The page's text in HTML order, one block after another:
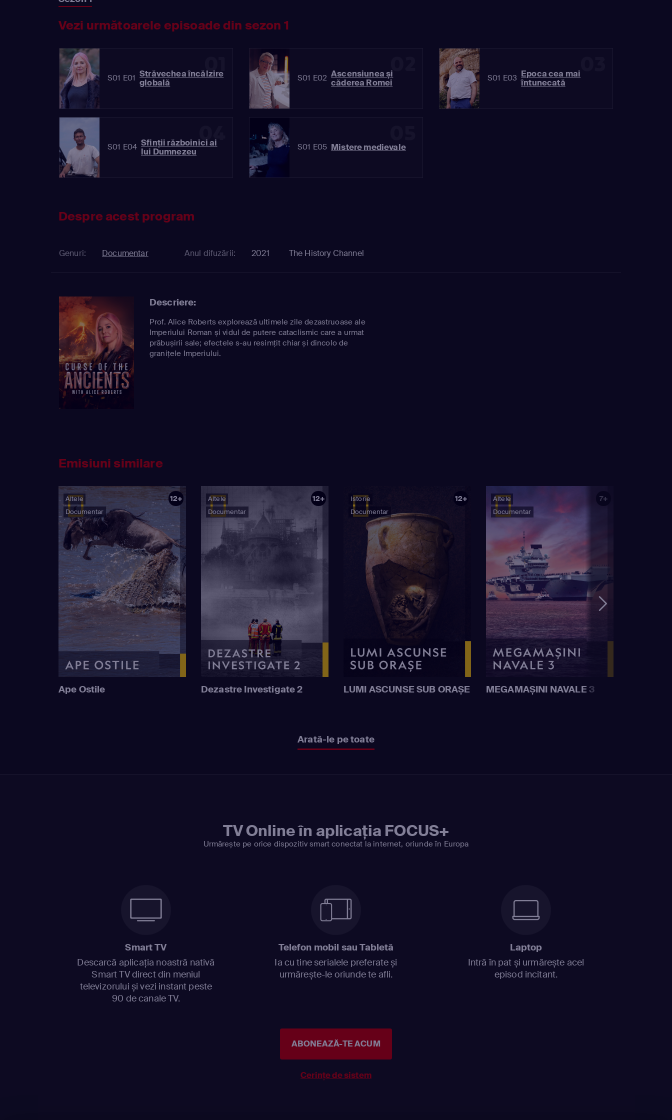
Vezi următoarele episoade din sezon 1
01
S01 E01 Străvechea încălzire
globală
02
S01 E02 Ascensiunea și
căderea Romei
03
S01 E03 Epoca cea mai
întunecată
04
S01 E04 Sfinții războinici ai
lui Dumnezeu
S01 E05 Mistere medievale
Despre acest program
Genuri: Documentar Anul difuzării: 2021 The History Channel
Descriere:
Prof. Alice Roberts explorează ultimele zile dezastruoase ale
Imperiului Roman și vidul de putere cataclismic care a urmat
prăbușirii sale; efectele s-au resimțit chiar și dincolo de
granițele Imperiului.
Emisiuni similare
Altele
Documentar
12+
Ape Ostile
Altele
Documentar
12+
Dezastre Investigate 2
Istorie
Documentar
12+
LUMI ASCUNSE SUB ORAȘE
Altele
Documentar
7+
MEGAMAȘINI NAVALE 3
Arată-le pe toate
TV Online în aplicația FOCUS+
Urmărește pe orice dispozitiv smart conectat la internet, oriunde în Europa
Smart TV
Descarcă aplicația noastră nativă
Smart TV direct din meniul
televizorului și vezi instant peste
90 de canale TV.
Telefon mobil sau Tabletă
Ia cu tine serialele preferate și
urmărește-le oriunde te afli.
Laptop
Intră în pat și urmărește acel
episod incitant.
ABONEAZĂ-TE ACUM
Cerințe de sistem